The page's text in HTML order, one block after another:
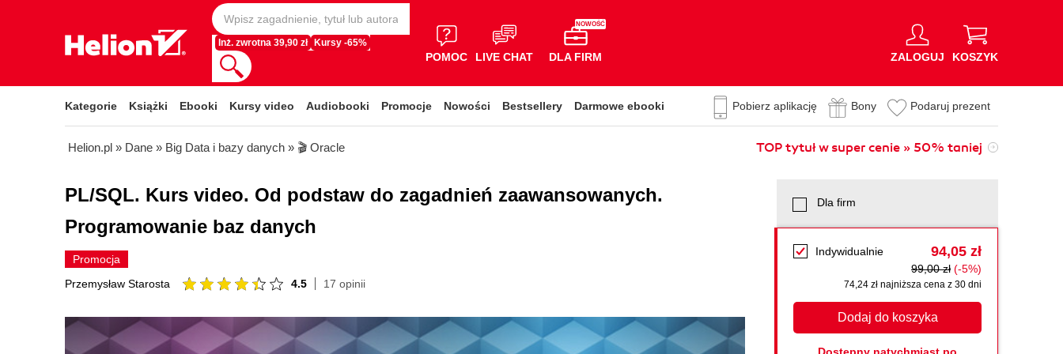
Inż. zwrotna 39,90 zł Kursy -65%
POMOC LIVE CHAT
NOWOŚĆ
DLA FIRM ZALOGUJ KOSZYK
Kategorie Książki Ebooki Kursy video Audiobooki Promocje Nowości Bestsellery Darmowe ebooki Pobierz aplikację Bony Podaruj prezent
Helion.pl » Dane » Big Data i bazy danych » 🎬 Oracle TOP tytuł w super cenie » 50% taniej
PL/SQL. Kurs video. Od podstaw do zagadnień zaawansowanych.
Programowanie baz danych
Promocja
Przemysław Starosta
4.5 17 opinii
Dla firm
Indywidualnie 94,05 zł
99,00 zł (-5%)
74,24 zł najniższa cena z 30 dni
Dodaj do koszyka